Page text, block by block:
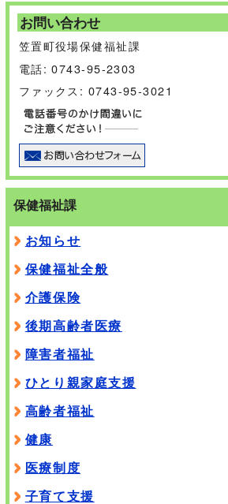
お問い合わせ
笠置町役場保健福祉課
電話: 0743-95-2303
ファックス: 0743-95-3021
保健福祉課
お知らせ
保健福祉全般
介護保険
後期高齢者医療
障害者福祉
ひとり親家庭支援
高齢者福祉
健康
医療制度
子育て支援